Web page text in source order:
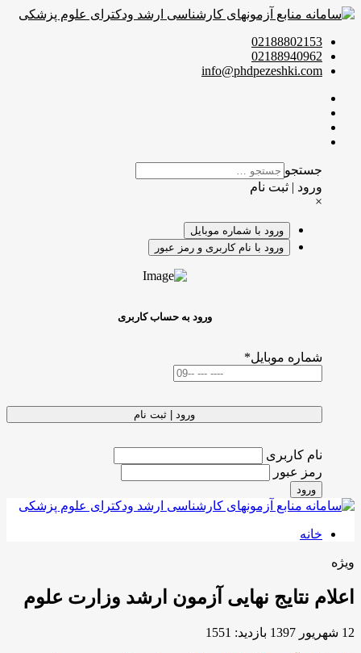
02188802153
02188940962
info@phdpezeshki.com
جستجو
ورود | ثبت نام
×
ورود با شماره موبایل
ورود با نام کاربری و رمز عبور
ورود به حساب کاربری
شماره موبایل*
ورود | ثبت نام
نام کاربری
رمز عبور
ورود
خانه
ویژه
اعلام نتایج نهایی آزمون ارشد وزارت علوم
12 شهریور 1397 بازدید: 1551